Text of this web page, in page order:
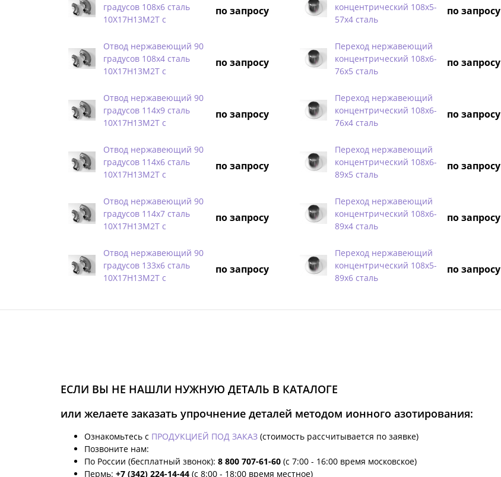
градусов 108х6 сталь
10Х17Н13М2Т с
по запросу
Отвод нержавеющий 90
градусов 108х4 сталь
10Х17Н13М2Т с
по запросу
Отвод нержавеющий 90
градусов 114х9 сталь
10Х17Н13М2Т с
по запросу
Отвод нержавеющий 90
градусов 114х6 сталь
10Х17Н13М2Т с
по запросу
Отвод нержавеющий 90
градусов 114х7 сталь
10Х17Н13М2Т с
по запросу
Отвод нержавеющий 90
градусов 133х6 сталь
10Х17Н13М2Т с
по запросу
концентрический 108х5-
57х4 сталь
по запросу
Переход нержавеющий
концентрический 108х6-
76х5 сталь
по запросу
Переход нержавеющий
концентрический 108х6-
76х4 сталь
по запросу
Переход нержавеющий
концентрический 108х6-
89х5 сталь
по запросу
Переход нержавеющий
концентрический 108х6-
89х4 сталь
по запросу
Переход нержавеющий
концентрический 108х5-
89х6 сталь
по запросу
ЕСЛИ ВЫ НЕ НАШЛИ НУЖНУЮ ДЕТАЛЬ В КАТАЛОГЕ
или желаете заказать упрочнение деталей методом ионного азотирования:
Ознакомьтесь с ПРОДУКЦИЕЙ ПОД ЗАКАЗ (стоимость рассчитывается по заявке)
Позвоните нам:
По России (бесплатный звонок): 8 800 707-61-60 (с 7:00 - 16:00 время московское)
Пермь: +7 (342) 224-14-44 (с 8:00 - 18:00 время местное)